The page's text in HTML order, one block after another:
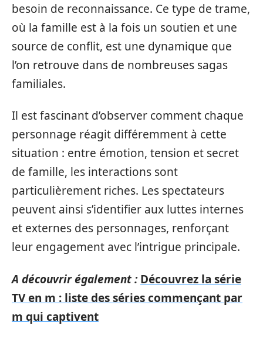
besoin de reconnaissance. Ce type de trame,
où la famille est à la fois un soutien et une
source de conflit, est une dynamique que
l’on retrouve dans de nombreuses sagas
familiales.
Il est fascinant d’observer comment chaque
personnage réagit différemment à cette
situation : entre émotion, tension et secret
de famille, les interactions sont
particulièrement riches. Les spectateurs
peuvent ainsi s’identifier aux luttes internes
et externes des personnages, renforçant
leur engagement avec l’intrigue principale.
A découvrir également : Découvrez la série
TV en m : liste des séries commençant par
m qui captivent